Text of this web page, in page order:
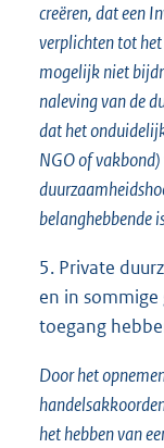
creëren, dat een
verplichten tot
mogelijk niet
naleving van de
dat het
NGO of
belanghebbende
5. Private
en in
toegang
Door het
het hebben van